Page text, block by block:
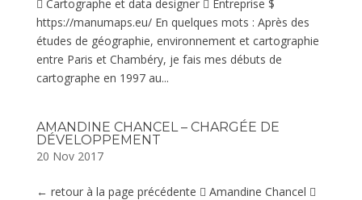
 Cartographe et data designer  Entreprise $
https://manumaps.eu/ En quelques mots : Après des
études de géographie, environnement et cartographie
entre Paris et Chambéry, je fais mes débuts de
cartographe en 1997 au...
AMANDINE CHANCEL – CHARGÉE DE
DÉVELOPPEMENT
20 Nov 2017
← retour à la page précédente  Amandine Chancel 